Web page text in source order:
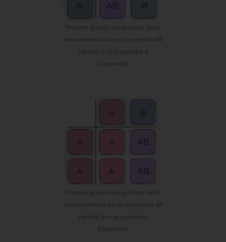
Posibles grupos sanguíneos de la
descendencia de un progenitor AB
( arriba ) y un progenitor B
( izquierda )
Posibles grupos sanguíneos de la
descendencia de un progenitor AB
( arriba) y un progenitor A
( izquierda )